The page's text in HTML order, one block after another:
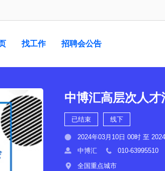
找工作 招聘会公告
中博汇高层次人
已结束 线下
2024年03月10日 00时 至
中博汇
010-63995510
全国重点城市